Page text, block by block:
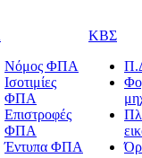
Νόμος ΦΠΑ
Ισοτιμίες
ΦΠΑ
Επιστροφές
ΦΠΑ
Έντυπα ΦΠΑ
ΚΒΣ